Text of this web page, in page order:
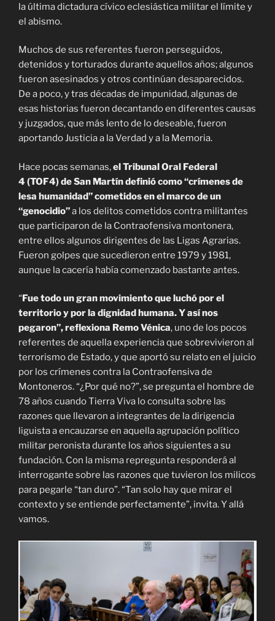
la última dictadura cívico eclesiástica militar el límite y
el abismo.
Muchos de sus referentes fueron perseguidos,
detenidos y torturados durante aquellos años; algunos
fueron asesinados y otros continúan desaparecidos.
De a poco, y tras décadas de impunidad, algunas de
esas historias fueron decantando en diferentes causas
y juzgados, que más lento de lo deseable, fueron
aportando Justicia a la Verdad y a la Memoria.
Hace pocas semanas,el Tribunal Oral Federal
4 (TOF4)de San Martín definió como “crímenes de
lesa humanidad” cometidos en el marco de un
“genocidio”a los delitos cometidos contra militantes
que participaron de la Contraofensiva montonera,
entre ellos algunos dirigentes de las Ligas Agrarias.
Fueron golpes que sucedieron entre 1979 y 1981,
aunque la cacería había comenzado bastante antes.
“Fue todo un gran movimiento que luchó por el
territorio y por la dignidad humana. Y así nos
pegaron”, reflexiona Remo Vénica, uno de los pocos
referentes de aquella experiencia que sobrevivieron al
terrorismo de Estado, y que aportó su relato en el juicio
por los crímenes contra la Contraofensiva de
Montoneros. “¿Por qué no?”, se pregunta el hombre de
78 años cuando Tierra Viva lo consulta sobre las
razones que llevaron a integrantes de la dirigencia
liguista a encauzarse en aquella agrupación político
militar peronista durante los años siguientes a su
fundación. Con la misma repregunta responderá al
interrogante sobre las razones que tuvieron los milicos
para pegarle “tan duro”. “Tan solo hay que mirar el
contexto y se entiende perfectamente”, invita. Y allá
vamos.